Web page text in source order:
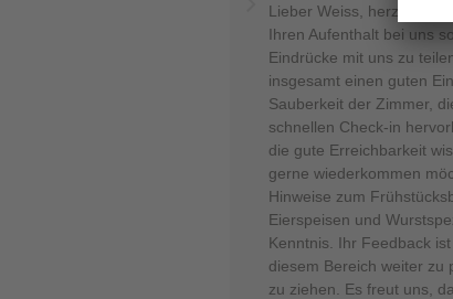
Lieber Weiss, herzlichen
Ihren Aufenthalt bei uns
Eindrücke mit uns zu
insgesamt einen guten
Sauberkeit der Zimmer,
schnellen Check-in
die gute Erreichbarkeit
gerne wiederkommen
Hinweise zum
Eierspeisen und
Kenntnis. Ihr Feedback
diesem Bereich weiter zu
zu ziehen. Es freut uns,